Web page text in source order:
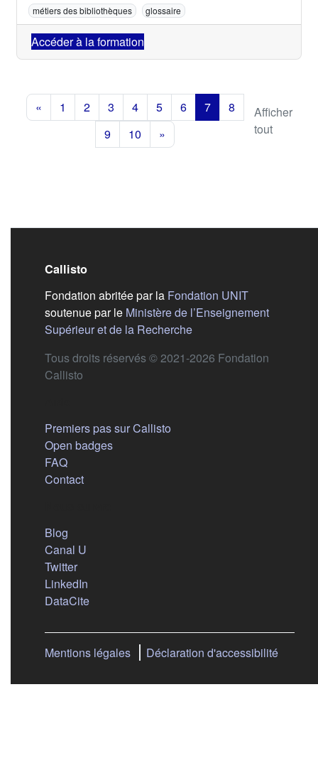
métiers des bibliothèques glossaire
Accéder à la formation
« 1 2 3 4 5 6 7
8
9
10 »
Afficher
tout
Callisto
Fondation abritée par la Fondation UNIT(s'ouvre
soutenue par le Ministère de l’Enseignement
Supérieur et de la Recherche(s'ouvre dans un nouvel
Tous droits réservés © 2021-2026 Fondation
Callisto
Premiers pas sur Callisto
Open badges
FAQ
Contact
Blog
Canal U
Twitter(s'ouvre dans un nouvel onglet)
LinkedIn
DataCite(s'ouvre dans un nouvel onglet)
Mentions légales Déclaration d'accessibilité